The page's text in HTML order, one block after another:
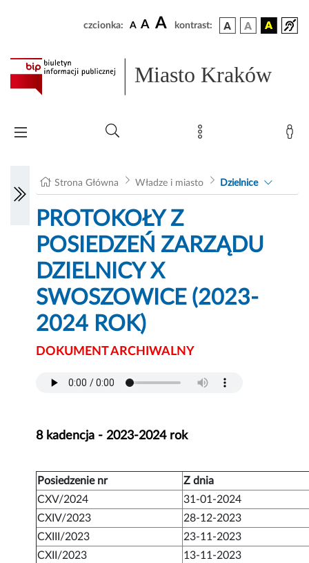
czcionka: A A A kontrast:
Miasto Kraków
Strona Główna Władze i miasto Dzielnice
PROTOKOŁY Z
POSIEDZEŃ ZARZĄDU
DZIELNICY X
SWOSZOWICE (2023-
2024 ROK)
DOKUMENT ARCHIWALNY
8 kadencja - 2023-2024 rok
Posiedzenie nr
Z dnia
CXV/2024
31-01-2024
CXIV/2023
28-12-2023
CXIII/2023
23-11-2023
CXII/2023
13-11-2023